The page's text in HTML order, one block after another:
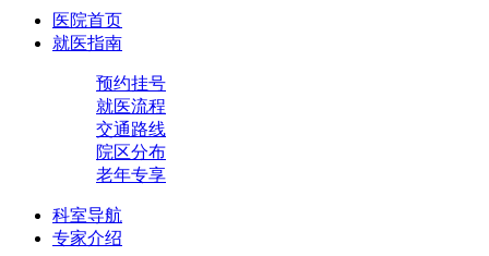
医院首页
就医指南
预约挂号
就医流程
交通路线
院区分布
老年专享
科室导航
专家介绍